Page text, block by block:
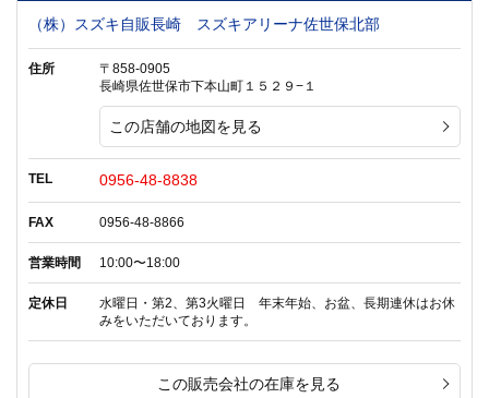
（株）スズキ自販長崎 スズキアリーナ佐世保北部
住所
〒858-0905
長崎県佐世保市下本山町１５２９−１
この店舗の地図を見る
TEL 0956-48-8838
FAX 0956-48-8866
営業時間 10:00〜18:00
定休日
水曜日・第2、第3火曜日 年末年始、お盆、長期連休はお休
みをいただいております。
この販売会社の在庫を見る